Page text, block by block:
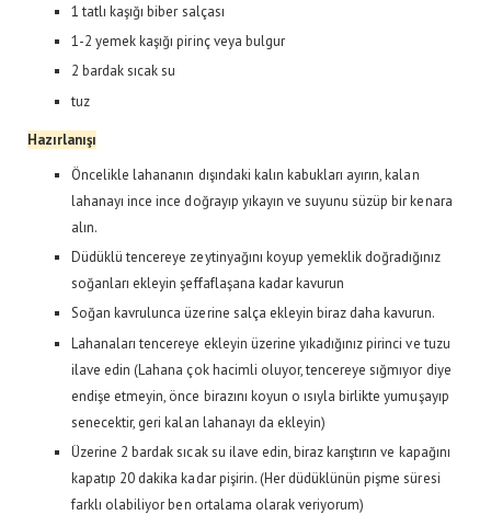
1 tatlı kaşığı biber salçası
1-2 yemek kaşığı pirinç veya bulgur
2 bardak sıcak su
tuz
Hazırlanışı
Öncelikle lahananın dışındaki kalın kabukları ayırın, kalan
lahanayı ince ince doğrayıp yıkayın ve suyunu süzüp bir kenara
alın.
Düdüklü tencereye zeytinyağını koyup yemeklik doğradığınız
soğanları ekleyin şeffaflaşana kadar kavurun
Soğan kavrulunca üzerine salça ekleyin biraz daha kavurun.
Lahanaları tencereye ekleyin üzerine yıkadığınız pirinci ve tuzu
ilave edin (Lahana çok hacimli oluyor, tencereye sığmıyor diye
endişe etmeyin, önce birazını koyun o ısıyla birlikte yumuşayıp
senecektir, geri kalan lahanayı da ekleyin)
Üzerine 2 bardak sıcak su ilave edin, biraz karıştırın ve kapağını
kapatıp 20 dakika kadar pişirin. (Her düdüklünün pişme süresi
farklı olabiliyor ben ortalama olarak veriyorum)